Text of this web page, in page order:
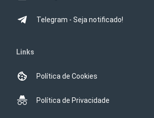
Telegram - Seja notificado!
Links
Política de Cookies
Política de Privacidade